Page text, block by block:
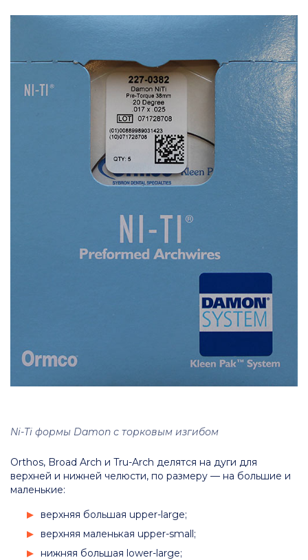
Ni-Ti формы Damon с торковым изгибом
Orthos, Broad Arch и Tru-Arch делятся на дуги для
верхней и нижней челюсти, по размеру — на большие и
маленькие:
верхняя большая upper-large;
верхняя маленькая upper-small;
нижняя большая lower-large;